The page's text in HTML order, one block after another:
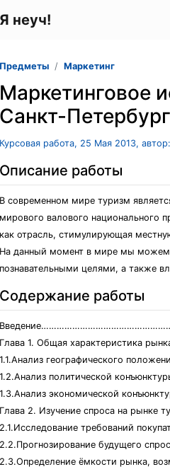
Я неуч!
Предметы Маркетинг
Маркетинговое
Санкт-
Курсовая работа, 25 Мая 2013,
Описание работы
В современном мире туризм
мирового валового национального
как отрасль, стимулирующая
На данный момент в мире мы можем
познавательными целями, а также
Содержание работы
Глава 1. Общая характеристика
1.1.Анализ географического
1.2.Анализ политической
1.3.Анализ экономической
Глава 2. Изучение спроса на
2.1.Исследование требований
2.2.Прогнозирование будущего
2.3.Определение ёмкости